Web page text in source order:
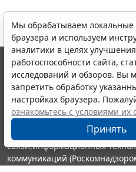
Мы обрабатываем
браузера и используем
аналитики в целях
работоспособности сайта,
исследований и обзоров. Вы
запретить обработку
настройках браузера.
ознакомьтесь с условиями их
Принять
© ООО "НПП "ГАРАНТ-СЕРВИС",
выпускается с 1990 года.
являются участниками
информации ГАРАНТ.
Портал ГАРАНТ.РУ
издания Федеральной
связи,информационных
коммуникаций